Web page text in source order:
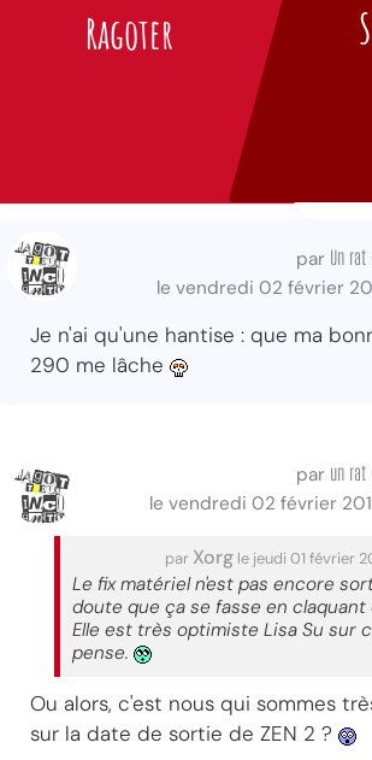
Ragoter
par Un
le vendredi 02 février
Je n'ai qu'une hantise : que ma
290 me lâche
par un rat
le vendredi 02 février
par Xorg le jeudi 01 février
Le fix matériel n'est pas encore
doute que ça se fasse en claquant
Elle est très optimiste Lisa Su sur
pense.
Ou alors, c'est nous qui sommes
sur la date de sortie de ZEN 2 ?